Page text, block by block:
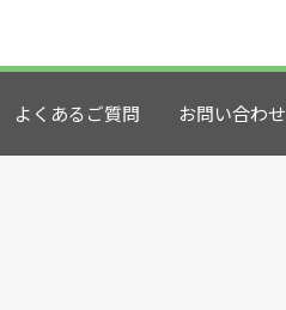
よくあるご質問 お問い合わせ